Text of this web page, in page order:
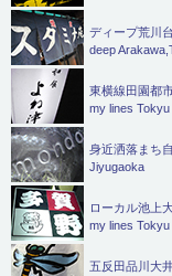
ディープ荒川
deep
東横線田園都
my lines Tokyu
身近洒落まち
Jiyugaoka
ローカル池上
my lines Tokyu
五反田品川大井